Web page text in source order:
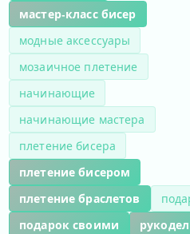
мастер-класс бисер
модные аксессуары
мозаичное плетение
начинающие
начинающие мастера
плетение бисера
плетение бисером
плетение браслетов
подарок своими